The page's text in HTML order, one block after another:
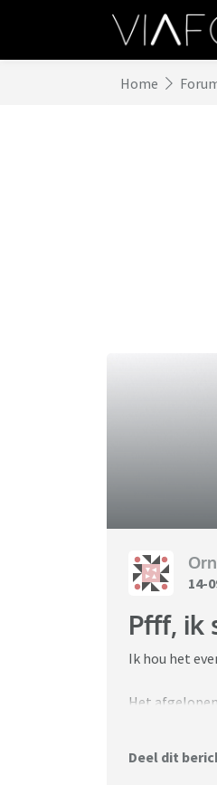
Home
14-
Pfff, ik
Ik hou het
Het
niet tot
Deel dit